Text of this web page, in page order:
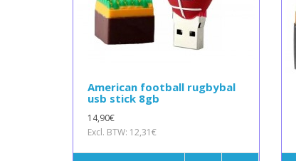
American football rugbybal
usb stick 8gb
14,90€
Excl. BTW: 12,31€